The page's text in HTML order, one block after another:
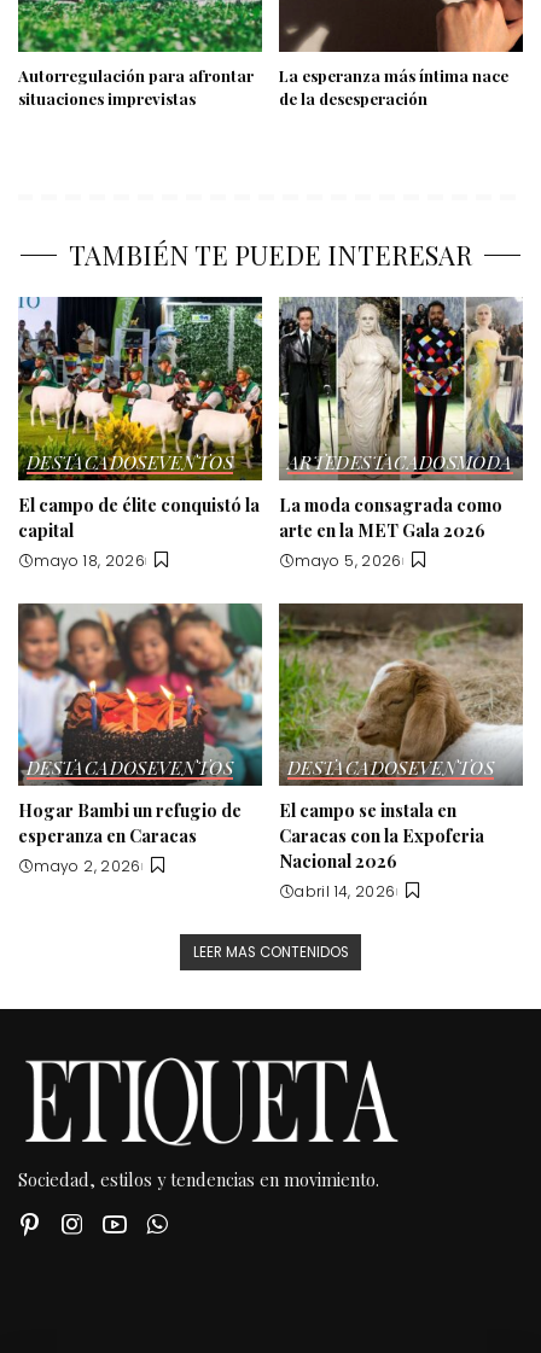
Autorregulación para afrontar
situaciones imprevistas
La esperanza más íntima nace
de la desesperación
TAMBIÉN TE PUEDE INTERESAR
DESTACADOSEVENTOS
El campo de élite conquistó la
capital
mayo 18, 2026
ARTEDESTACADOSMODA
La moda consagrada como
arte en la MET Gala 2026
mayo 5, 2026
DESTACADOSEVENTOS
Hogar Bambi un refugio de
esperanza en Caracas
mayo 2, 2026
DESTACADOSEVENTOS
El campo se instala en
Caracas con la Expoferia
Nacional 2026
abril 14, 2026
LEER MAS CONTENIDOS
Sociedad, estilos y tendencias en movimiento.